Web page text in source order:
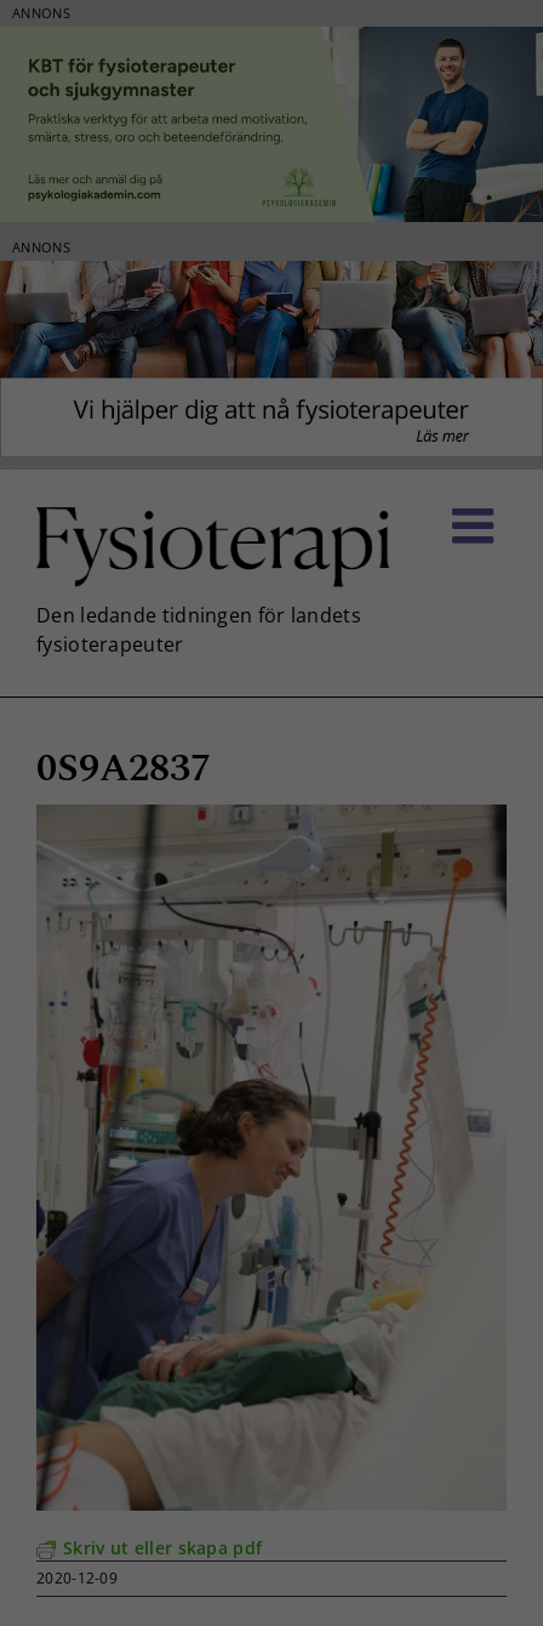
ANNONS
ANNONS
innehållet
0S9A2837
Skriv ut eller skapa pdf
2020-12-09